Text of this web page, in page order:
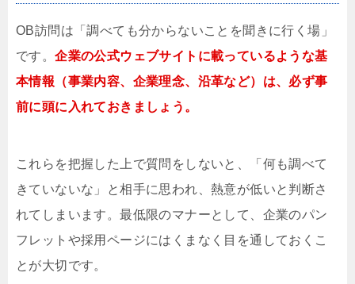
OB訪問は「調べても分からないことを聞きに行く場」
です。企業の公式ウェブサイトに載っているような基
本情報（事業内容、企業理念、沿革など）は、必ず事
前に頭に入れておきましょう。
これらを把握した上で質問をしないと、「何も調べて
きていないな」と相手に思われ、熱意が低いと判断さ
れてしまいます。最低限のマナーとして、企業のパン
フレットや採用ページにはくまなく目を通しておくこ
とが大切です。